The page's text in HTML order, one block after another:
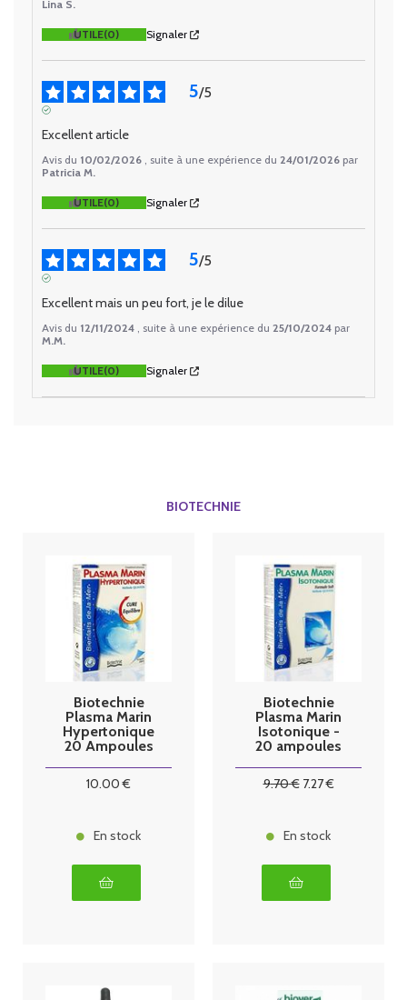
Lina S.
UTILE(0) Signaler
5/5
Excellent article
Avis du 10/02/2026 , suite à une expérience du 24/01/2026 par
Patricia M.
UTILE(0) Signaler
5/5
Excellent mais un peu fort, je le dilue
Avis du 12/11/2024 , suite à une expérience du 25/10/2024 par
M.M.
UTILE(0) Signaler
BIOTECHNIE
Biotechnie
Plasma Marin
Hypertonique
20 Ampoules
10.00 €
En stock
Biotechnie
Plasma Marin
Isotonique -
20 ampoules
9.70€ 7.27€
En stock